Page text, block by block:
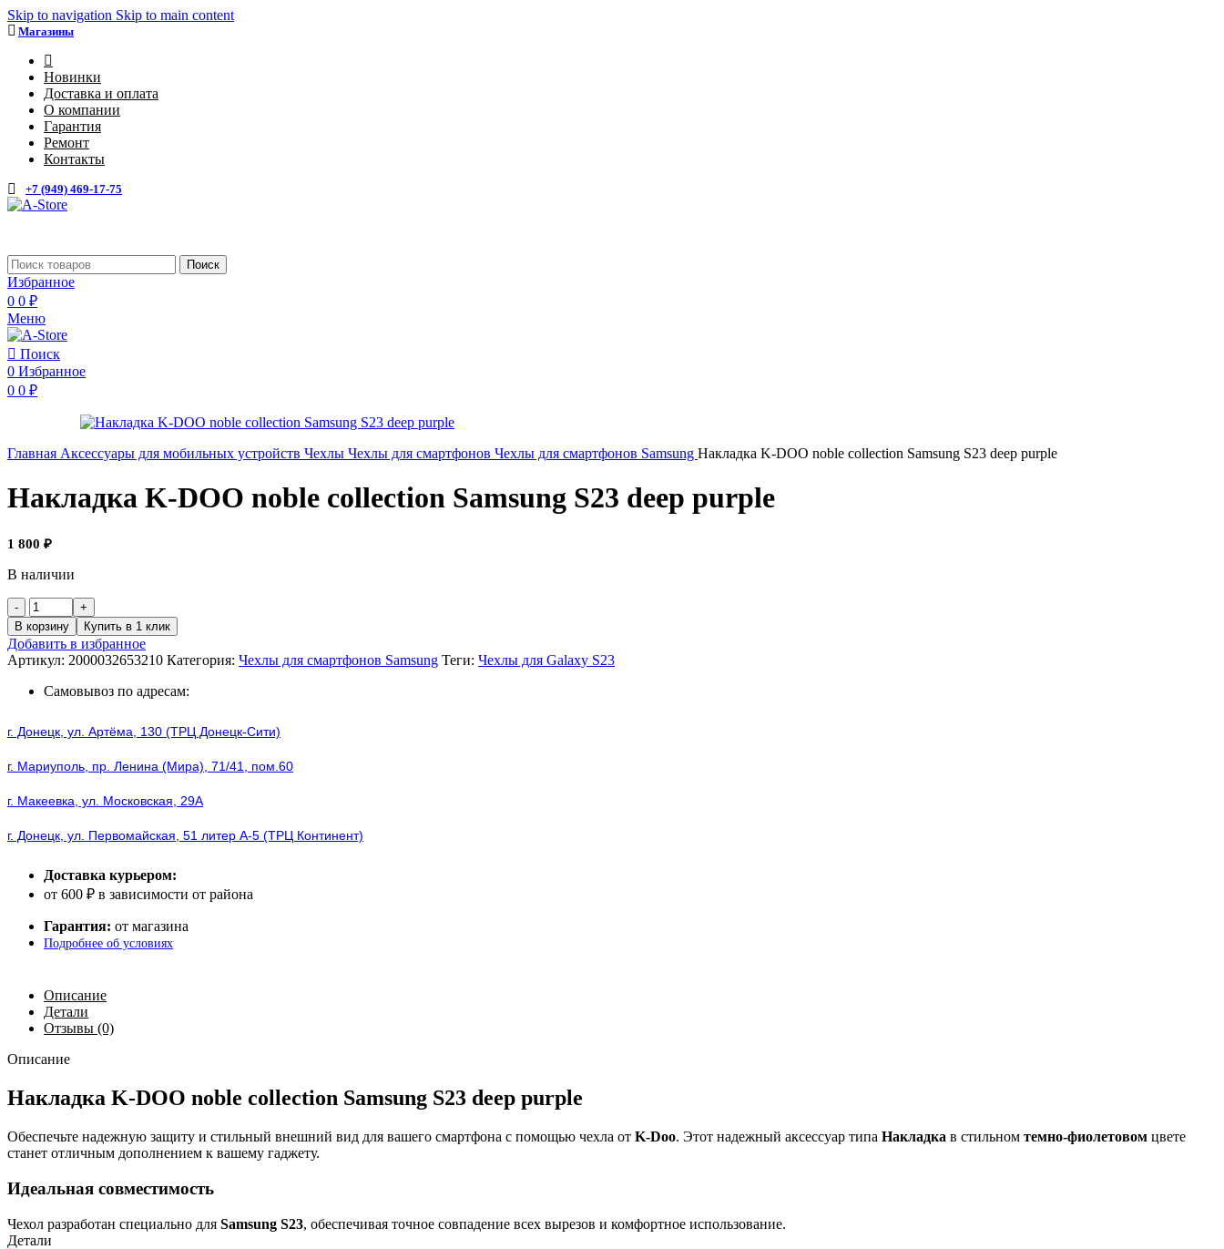
Skip to navigation Skip to main content
Магазины
Новинки
Доставка и оплата
О компании
Гарантия
Ремонт
Контакты
+7 (949) 469-17-75
Поиск
Избранное
0 0 ₽
Меню
Поиск
0 Избранное
0 0 ₽
Главная Аксессуары для мобильных устройств Чехлы Чехлы для смартфонов Чехлы для смартфонов Samsung Накладка K-DOO noble collection Samsung S23 deep purple
Накладка K-DOO noble collection Samsung S23 deep purple
1 800 ₽
В наличии
Количество
товара
Накладка
K-
DOO
noble
S23
purple
В корзину Купить в 1 клик
Добавить в избранное
Артикул: 2000032653210 Категория: Чехлы для смартфонов Samsung Теги: Чехлы для Galaxy S23
Самовывоз по адресам:
г. Донецк, ул. Артёма, 130 (ТРЦ Донецк-Сити)
г. Мариуполь, пр. Ленина (Мира), 71/41, пом.60
г. Макеевка, ул. Московская, 29А
г. Донецк, ул. Первомайская, 51 литер А-5 (ТРЦ Континент)
Доставка курьером:
от 600 ₽ в зависимости от района
Гарантия: от магазина
Подробнее об условиях
Описание
Детали
Отзывы (0)
Описание
Накладка K-DOO noble collection Samsung S23 deep purple
Обеспечьте надежную защиту и стильный внешний вид для вашего смартфона с помощью чехла от K-Doo. Этот надежный аксессуар типа Накладка в стильном темно-фиолетовом цвете
станет отличным дополнением к вашему гаджету.
Идеальная совместимость
Чехол разработан специально для Samsung S23, обеспечивая точное совпадение всех вырезов и комфортное использование.
Детали